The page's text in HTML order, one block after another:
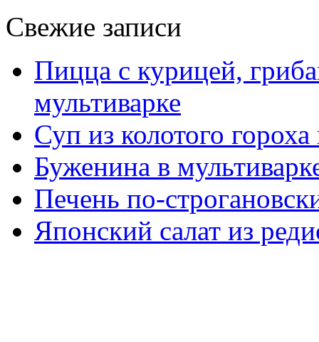
Свежие записи
Пицца с курицей,
мультиварке
Суп из колотого
Буженина в
Печень по-
Японский салат из